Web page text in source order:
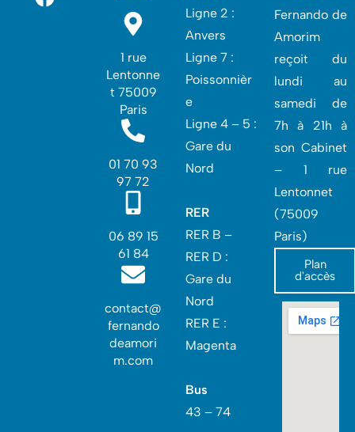
1 rue
Lentonne
t 75009
Paris
01 70 93
97 72
06 89 15
61 84
contact@
fernando
deamori
m.com
Ligne 2 :
Anvers
Ligne 7 :
Poissonnièr
e
Ligne 4 – 5 :
Gare du
Nord
RER
RER B –
RER D :
Gare du
Nord‎
RER E :
Magenta
Bus
43 – 74
Fernando de
Amorim
reçoit du
lundi au
samedi de
7h à 21h à
son Cabinet
– 1 rue
Lentonnet
(75009
Paris)
Plan
d'accès